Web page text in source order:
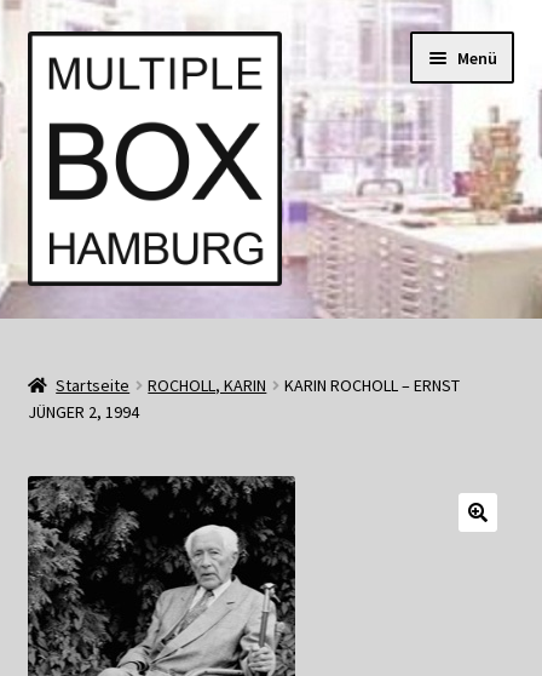
Zur
Navigation
Springe
zum
Menü
Start
AGB
Bücher und Kataloge
Datenschutzerklärung
Impressum
Startseite ROCHOLL, KARIN
KARIN ROCHOLL – ERNST
JÜNGER 2, 1994